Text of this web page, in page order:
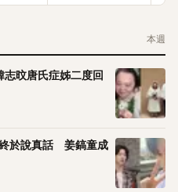
本週
志旼唐氏症姊二度回
終於說真話 姜鎬童成